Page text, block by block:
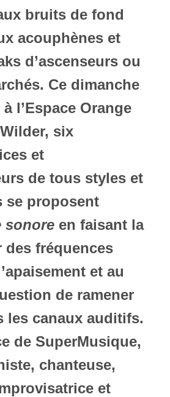
bruits de fond
acouphènes et
d’ascenseurs ou
Ce dimanche
l’Espace Orange
six
et
de tous styles et
se proposent
sonore en faisant la
des fréquences
et au
de ramener
les canaux auditifs.
de SuperMusique,
chanteuse,
et